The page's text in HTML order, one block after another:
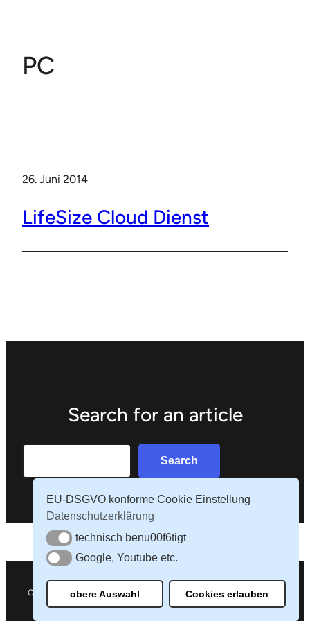
PC
26. Juni 2014
LifeSize Cloud Dienst
Search for an article
Search
Copyright 1992 – 2025 – Fahr & Partner Distribution – Frankfurt am
Main
EU-DSGVO konforme Cookie Einstellung
Datenschutzerklärung
technisch benu00f6tigt
technisch benu00f6tigt
Google, Youtube etc.
Google, Youtube etc.
obere Auswahl Cookies erlauben